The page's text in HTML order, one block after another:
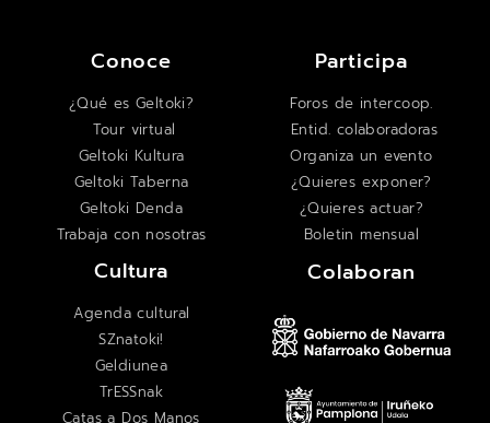
Conoce
¿Qué es Geltoki?
Tour virtual
Geltoki Kultura
Geltoki Taberna
Geltoki Denda
Trabaja con nosotras
Participa
Foros de intercoop.
Entid. colaboradoras
Organiza un evento
¿Quieres exponer?
¿Quieres actuar?
Boletin mensual
Cultura
Agenda cultural
SZnatoki!
Geldiunea
TrESSnak
Catas a Dos Manos
Colaboran